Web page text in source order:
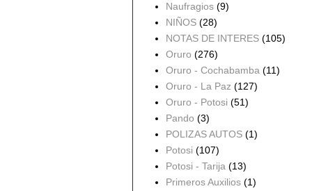
Naufragios (9)
NIÑOS (28)
NOTAS DE INTERES (105)
Oruro (276)
Oruro - Cochabamba (11)
Oruro - La Paz (127)
Oruro - Potosi (51)
Pando (3)
POLIZAS AUTOS (1)
Potosi (107)
Potosi - Tarija (13)
Primeros Auxilios (1)